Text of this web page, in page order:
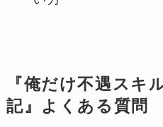
『俺だけ不遇スキ
記』よくある質問